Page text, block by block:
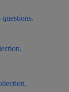
questions.